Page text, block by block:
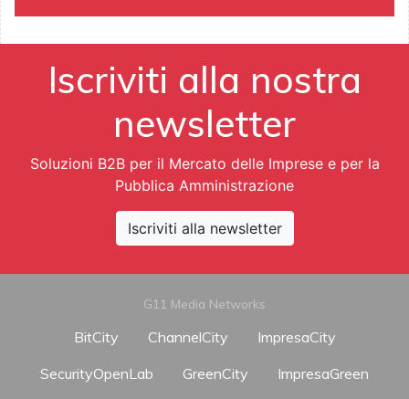
Iscriviti alla nostra
newsletter
Soluzioni B2B per il Mercato delle Imprese e per la
Pubblica Amministrazione
Iscriviti alla newsletter
G11 Media Networks
BitCity ChannelCity
ImpresaCity
SecurityOpenLab
GreenCity
ImpresaGreen